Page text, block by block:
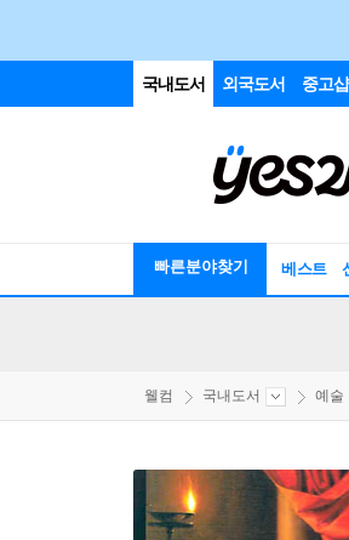
국내도서 외국도서 중고샵
빠른분야찾기 베스트
웰컴 국내도서 예술